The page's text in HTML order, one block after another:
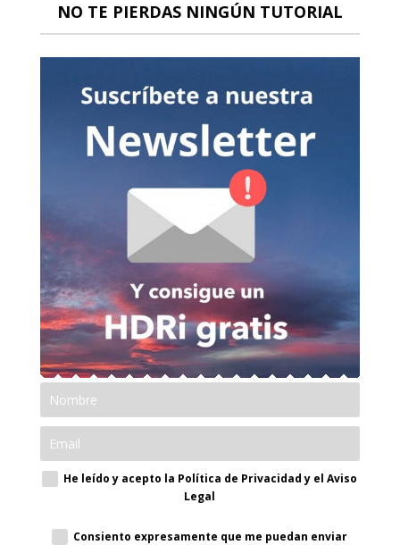
NO TE PIERDAS NINGÚN TUTORIAL
He leído y acepto la Política de Privacidad y el Aviso
Legal
Consiento expresamente que me puedan enviar